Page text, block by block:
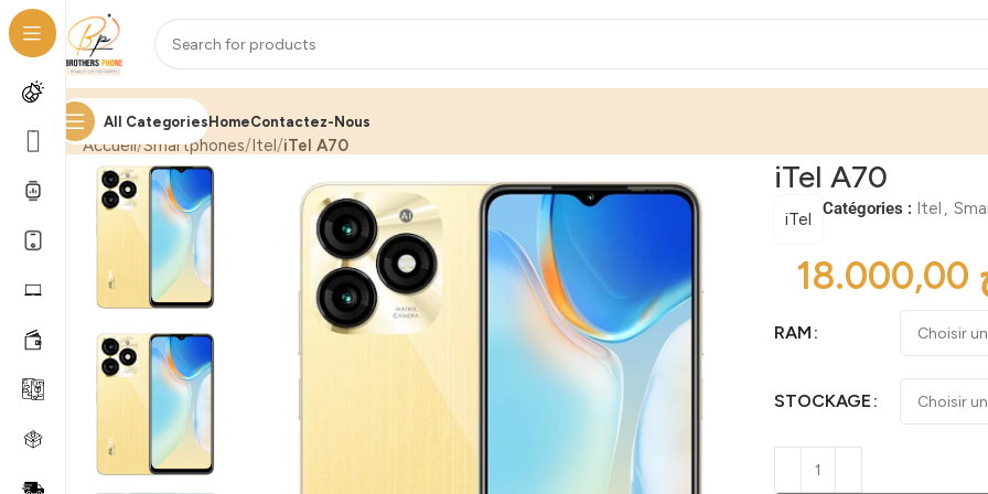
All CategoriesHomeContactez-Nous
Accueil Smartphones Itel iTel A70
iTel A70
iTel
Catégories : Itel ,
RAM
STOCKAGE